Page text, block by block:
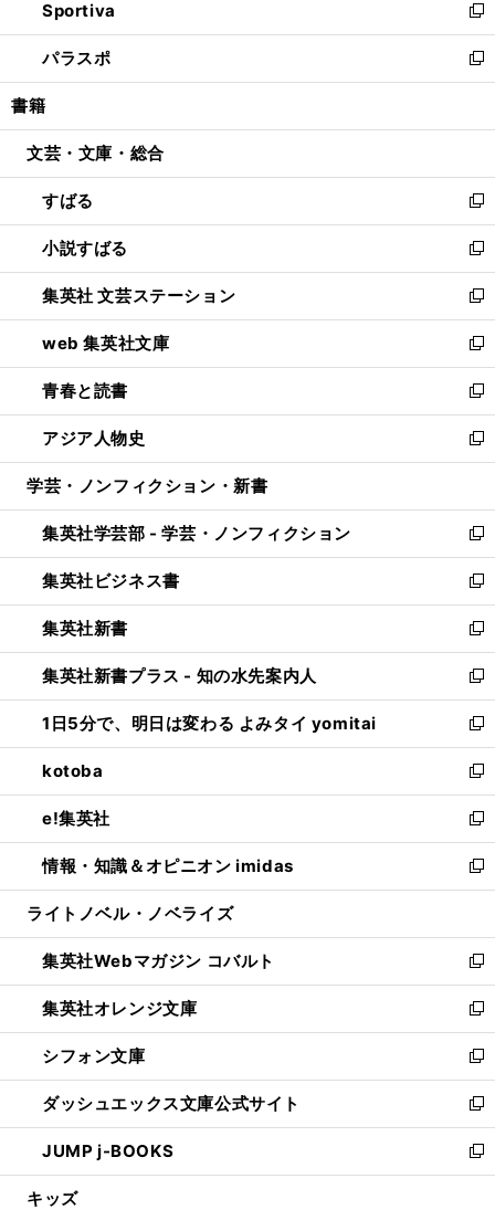
く
ド
ウ
で
開
ィ
ン
ド
ウ
開
い
ウ
ィ
ン
ウ
開
く
Sportiva
新
し
い
ウ
ン
ウ
で
開
く
パラスポ
新
し
ウ
ン
ド
ウ
で
開
く
書籍
文芸・文庫・総合
すばる
新
し
い
ウ
ィ
ン
ド
ウ
で
開
く
小説すばる
新
し
い
ウ
ィ
ン
ド
ウ
で
開
集英社 文芸ステーション
新
し
い
ウ
ィ
ン
ド
ウ
開
く
web 集英社文庫
新
し
い
ウ
ィ
ン
ウ
で
開
く
青春と読書
新
し
い
ウ
ン
ド
ウ
で
開
く
アジア人物史
新
し
ウ
ィ
ン
ド
ウ
で
開
く
学芸・ノンフィクション・新書
集英社学芸部 - 学芸・ノンフィクション
新
し
い
ウ
ィ
ン
ド
ウ
で
開
く
集英社ビジネス書
新
し
い
ウ
ィ
ン
ド
ウ
で
開
く
集英社新書
新
し
い
ウ
ィ
ン
ド
ウ
で
開
く
集英社新書プラス - 知の水先案内人
新
し
い
ウ
ィ
ン
ド
ウ
で
開
1日5分で、明日は変わる よみタイ yomitai
新
し
い
ウ
ィ
ン
ド
ウ
開
く
kotoba
新
し
い
ウ
ィ
ン
ウ
で
開
く
e!集英社
新
し
い
ウ
ン
ド
ウ
で
開
く
情報・知識＆オピニオン imidas
新
し
ウ
ィ
ン
ド
ウ
で
開
く
ライトノベル・ノベライズ
集英社Webマガジン コバルト
新
し
い
ウ
ィ
ン
ド
ウ
で
開
集英社オレンジ文庫
新
し
い
ウ
ィ
ン
ド
ウ
シフォン文庫
新
し
い
ウ
ィ
ン
ダッシュエックス文庫公式サイト
新
し
い
ウ
JUMP j-BOOKS
新
し
キッズ